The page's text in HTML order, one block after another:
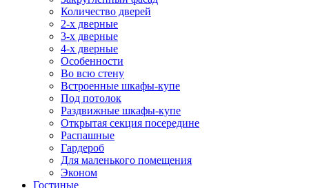
Количество дверей
2-х дверные
3-х дверные
4-х дверные
Особенности
Во всю стену
Встроенные шкафы-купе
Под потолок
Раздвижные шкафы-купе
Открытая секция посередине
Распашные
Гардероб
Для маленького помещения
Эконом
Гостиные